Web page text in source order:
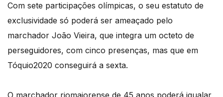
Com sete participações olímpicas, o seu estatuto de
exclusividade só poderá ser ameaçado pelo
marchador João Vieira, que integra um octeto de
perseguidores, com cinco presenças, mas que em
Tóquio2020 conseguirá a sexta.